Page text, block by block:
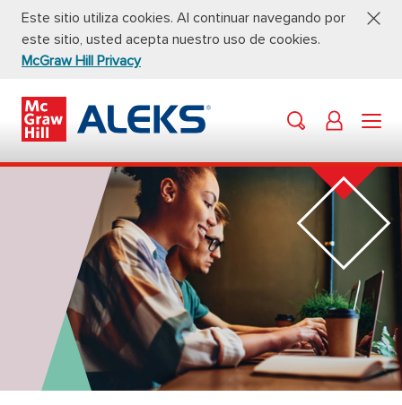
Este sitio utiliza cookies. Al continuar navegando por
este sitio, usted acepta nuestro uso de cookies.
McGraw Hill Privacy